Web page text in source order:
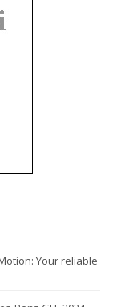
Your reliable